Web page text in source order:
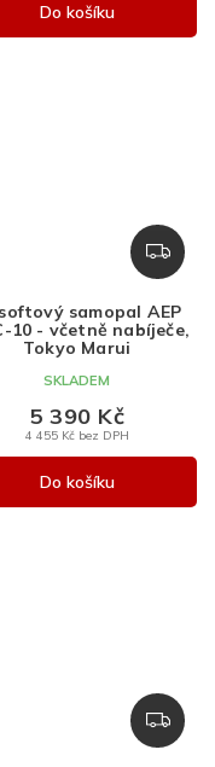
Do košíku
Z
D
R
samopal AEP
10 - včetně nabíječe,
Tokyo Marui
SKLADEM
4 455 Kč bez DPH
5 390 Kč
Do košíku
Z
D